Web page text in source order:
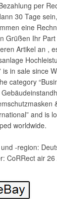
per
30 Tage
eine
Grüßen Ihr
Artikel an ,
is in sale since
category
and is
worldwide.
-region:
CoRRect air 26